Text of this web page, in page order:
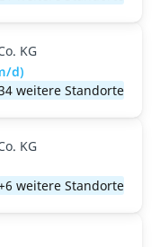
KG
d)
weitere Standorte
KG
weitere Standorte